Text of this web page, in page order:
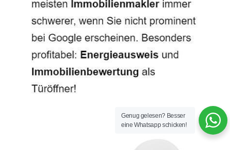
Genug gelesen? Besser
eine Whatsapp schicken!